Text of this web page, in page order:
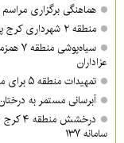
هماهنگی برگزاری مراسم
منطقه ۲ شهرداری کرج پیشتاز اجرای قانون حدنگار در میان مناطق شد
عزاداران
تمهیدات منطقه ۵ برای میزبانی شایسته از زائران مراسم وداع با رهبر شهید
آبرسانی مستمر به درختان جنگل
سامانه ۱۳۷